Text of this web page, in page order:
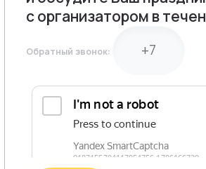
с организатором в
Обратный звонок: